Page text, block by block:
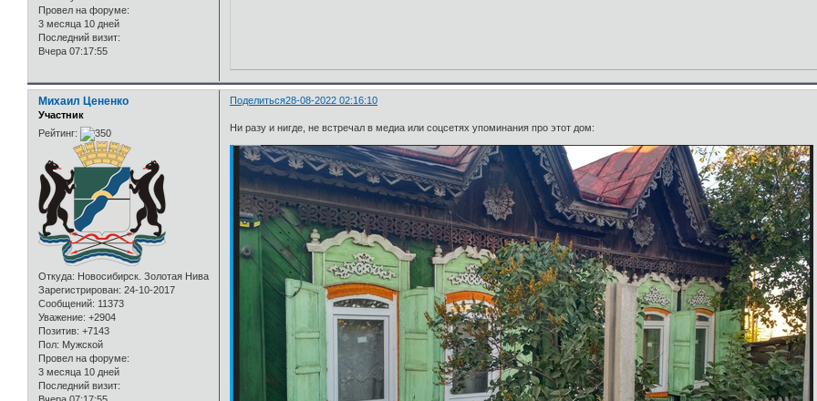
Провел на форуме:
3 месяца 10 дней
Последний визит:
Вчера 07:17:55
Поделиться28-08-2022 02:16:10
Михаил Цененко
Участник
Рейтинг:
Откуда: Новосибирск. Золотая Нива
Зарегистрирован: 24-10-2017
Сообщений: 11373
Уважение: +2904
Позитив: +7143
Пол: Мужской
Провел на форуме:
3 месяца 10 дней
Последний визит:
Ни разу и нигде, не встречал в медиа или соцсетях упоминания про этот дом: